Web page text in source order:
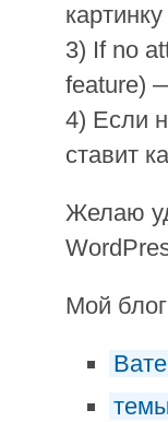
3) If no
feature)
4) Если
ставит
Желаю
Мой